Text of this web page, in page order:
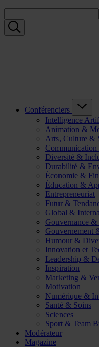
Conférenciers
Intelligence
Animation &
Arts, Culture &
Diversité &
Durabilité &
Économie &
Éducation &
Entrepreneuriat
Futur &
Global &
Gouvernance &
Gouvernement
Humour &
Innovation et
Leadership &
Inspiration
Marketing &
Motivation
Numérique &
Santé & Soins
Sciences
Sport & Team
Modérateur
Magazine